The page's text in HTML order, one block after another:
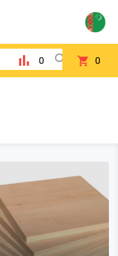
0 0